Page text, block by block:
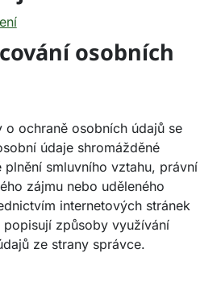
osobních
o ochraně osobních údajů se
údaje shromážděné
plnění smluvního vztahu, právní
zájmu nebo uděleného
internetových stránek
způsoby využívání
ze strany správce.